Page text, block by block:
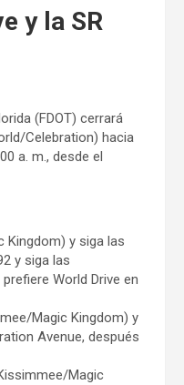
y la SR
(FDOT) cerrará
Celebration) hacia
a. m., desde el
Kingdom) y siga las
y siga las
World Drive en
Magic Kingdom) y
Avenue, después
Magic